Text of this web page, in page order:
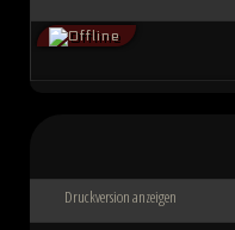
Druckversion anzeigen